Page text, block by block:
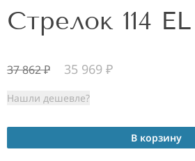
Стрелок 114 EL
37 862₽ 35 969 ₽
Нашли дешевле?
В корзину